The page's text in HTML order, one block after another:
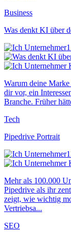
Business
Was denkt KI über
Warum deine
dir vor, ein
Branche. Früher
Tech
Pipedrive Portrait
Mehr als 100.000
Pipedrive als ihr
zeigt, wie wichtig
Vertriebsa...
SEO